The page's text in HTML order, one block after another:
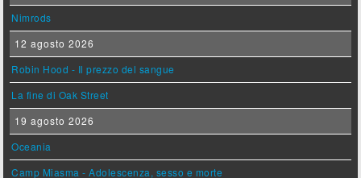
Nimrods
12 agosto 2026
Robin Hood - Il prezzo del sangue
La fine di Oak Street
19 agosto 2026
Oceania
Camp Miasma - Adolescenza, sesso e morte